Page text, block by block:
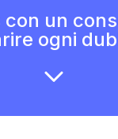
con un
ogni